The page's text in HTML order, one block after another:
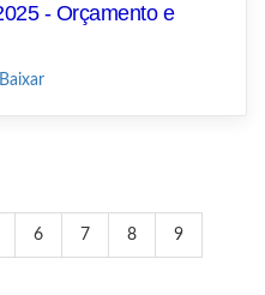
- Orçamento e
Baixar
6 7 8 9